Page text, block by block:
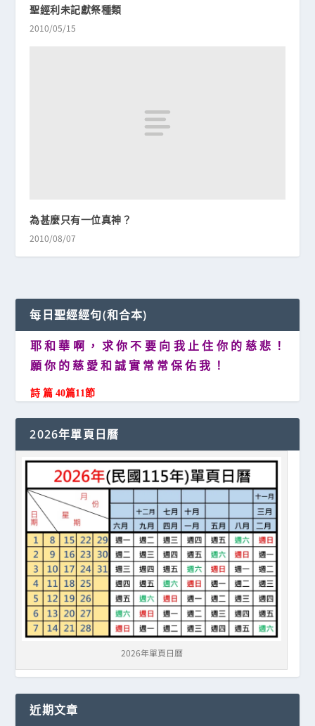
聖經利未記獻祭種類
2010/05/15
為甚麼只有一位真神？
2010/08/07
每日聖經經句(和合本)
耶 和 華 啊 ， 求 你 不 要 向 我 止 住 你 的 慈 悲 ！
願 你 的 慈 愛 和 誠 實 常 常 保 佑 我 ！
詩 篇 40篇11節
2026年單頁日曆
2026年單頁日曆
近期文章